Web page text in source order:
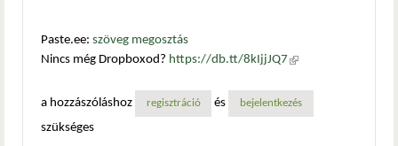
Paste.ee: szöveg megosztás
Nincs még Dropboxod? https://db.tt/8kIjjJQ7 (külső
a hozzászóláshoz
regisztráció és bejelentkezés
szükséges